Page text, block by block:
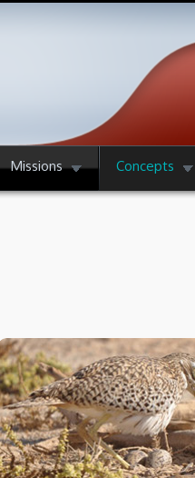
Missions Concepts